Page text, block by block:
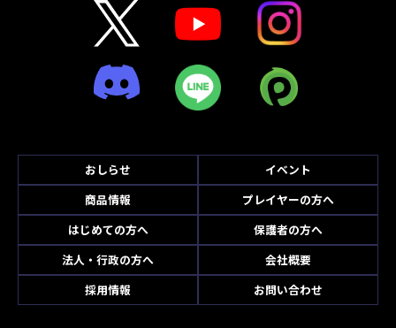
おしらせ
イベント
商品情報
プレイヤーの方へ
はじめての方へ
保護者の方へ
法人・行政の方へ
会社概要
採用情報
お問い合わせ